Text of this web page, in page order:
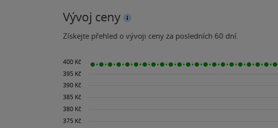
Vývoj ceny
Získejte přehled o vývoji ceny za posledních 60 dní.